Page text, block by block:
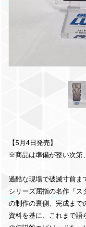
【5月4日発売】
※商品は準備が整い次第
過酷な現場で破滅寸前ま
シリーズ屈指の名作『ス
の制作の裏側、完成まで
資料を基に、これまで語